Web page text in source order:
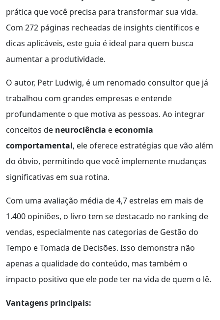
prática que você precisa para transformar sua vida.
Com 272 páginas recheadas de insights científicos e
dicas aplicáveis, este guia é ideal para quem busca
aumentar a produtividade.
O autor, Petr Ludwig, é um renomado consultor que já
trabalhou com grandes empresas e entende
profundamente o que motiva as pessoas. Ao integrar
conceitos de neurociência eeconomia
comportamental, ele oferece estratégias que vão além
do óbvio, permitindo que você implemente mudanças
significativas em sua rotina.
Com uma avaliação média de 4,7 estrelas em mais de
1.400 opiniões, o livro tem se destacado no ranking de
vendas, especialmente nas categorias de Gestão do
Tempo e Tomada de Decisões. Isso demonstra não
apenas a qualidade do conteúdo, mas também o
impacto positivo que ele pode ter na vida de quem o lê.
Vantagens principais: